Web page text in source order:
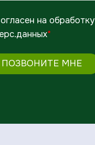
на обработку
*
ПОЗВОНИТЕ МНЕ